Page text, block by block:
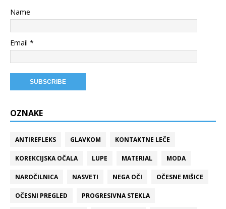
Name
Email *
OZNAKE
ANTIREFLEKS GLAVKOM KONTAKTNE LEČE
KOREKCIJSKA OČALA LUPE MATERIAL MODA
NAROČILNICA NASVETI NEGA OČI OČESNE MIŠICE
OČESNI PREGLED PROGRESIVNA STEKLA